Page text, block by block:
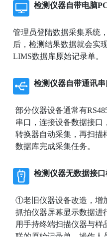
检测仪器自带电脑
管理员登陆数据采集系统
后，检测结果数据就会实
LIMS数据库原始记录单。
检测仪器自带通讯
部分仪器设备通常有
串口，连接设备数据接口
转换器自动采集，再扫描
数据库完成采集任务。
检测仪器无数据接
①老旧仪器设备改造，增
抓拍仪器屏幕显示数据
用手持终端扫描仪器与样
联的原始记录单，操作人